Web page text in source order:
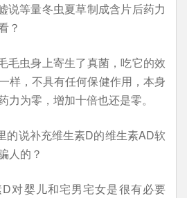
说等量冬虫夏草制成含片后药力
？
毛虫身上寄生了真菌，吃它的效
样，不具有任何保健作用，本身
力为零，增加十倍也还是零。
的说补充维生素D的维生素AD软
人的？
对婴儿和宅男宅女是很有必要